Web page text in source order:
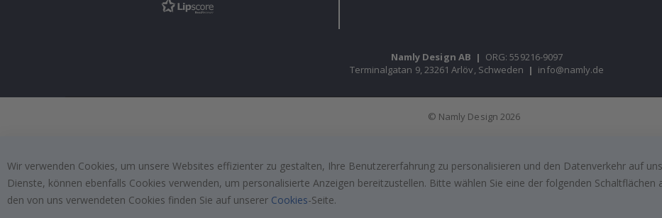
Namly Design AB | ORG: 559216-9097
Terminalgatan 9, 23261 Arlöv, Schweden | info@namly.de
© Namly Design 2026
Wir verwenden Cookies, um unsere Websites effizienter zu gestalten, Ihre Benutzererfahrung zu personalisieren und den Datenverkehr auf
Dienste, können ebenfalls Cookies verwenden, um personalisierte Anzeigen bereitzustellen. Bitte wählen Sie eine der folgenden
den von uns verwendeten Cookies finden Sie auf unserer Cookies-Seite.